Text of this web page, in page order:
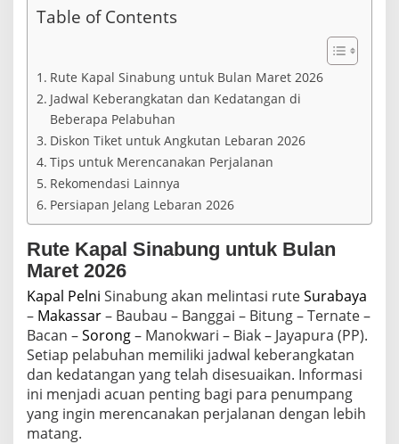
2
P
e
r
u
b
h
a
n
R
t
a
n
D
i
s
k
o
n
T
Table of Contents
Rute Kapal Sinabung untuk Bulan Maret 2026
Jadwal Keberangkatan dan Kedatangan di
Beberapa Pelabuhan
Diskon Tiket untuk Angkutan Lebaran 2026
Tips untuk Merencanakan Perjalanan
Rekomendasi Lainnya
Persiapan Jelang Lebaran 2026
Rute Kapal Sinabung untuk Bulan
Maret 2026
Kapal Pelni Sinabung akan melintasi ruteSurabaya
– Makassar– Baubau – Banggai – Bitung – Ternate –
Bacan –Sorong– Manokwari – Biak – Jayapura (PP).
Setiap pelabuhan memiliki jadwal keberangkatan
dan kedatangan yang telah disesuaikan. Informasi
ini menjadi acuan penting bagi para penumpang
yang ingin merencanakan perjalanan dengan lebih
matang.